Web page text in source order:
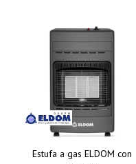
Estufa a gas ELDOM con